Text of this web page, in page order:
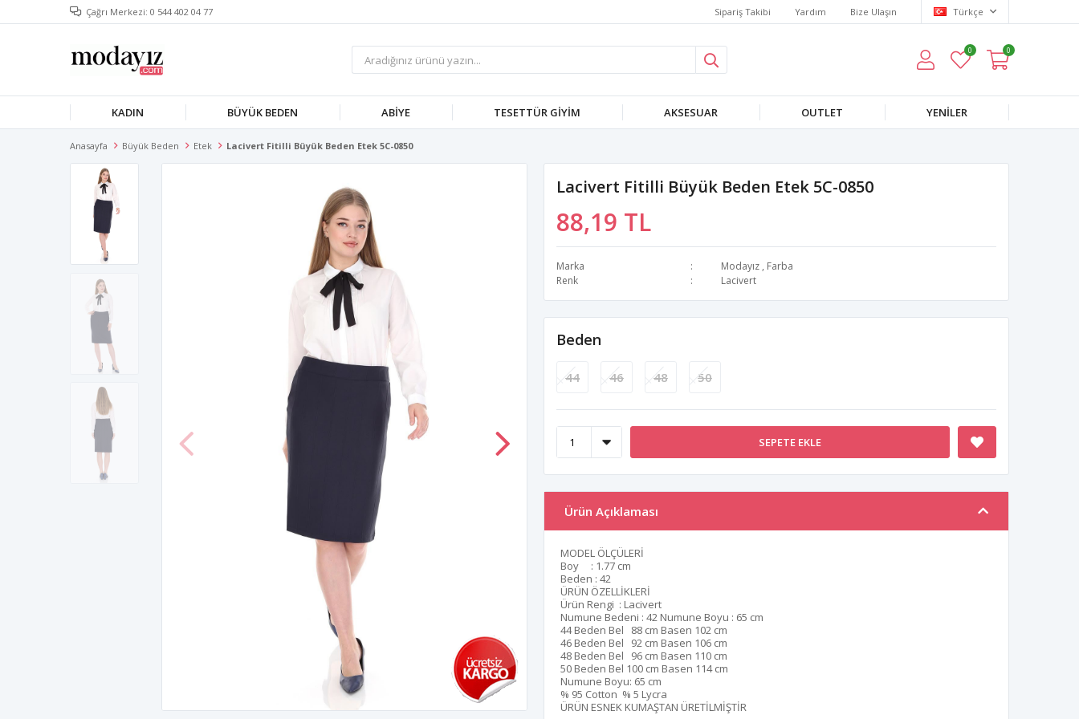
Çağrı Merkezi: 0 544 402 04 77 Sipariş Takibi Yardım Bize Ulaşın Türkçe
0 0
KADIN BÜYÜK BEDEN ABIYE TESETTÜR GIYIM AKSESUAR OUTLET YENILER
Anasayfa Büyük Beden Etek Lacivert Fitilli Büyük Beden Etek 5C-0850
Lacivert Fitilli Büyük Beden Etek 5C-0850
88,19 TL
Marka Modayız , Farba
Renk
Lacivert
Beden
44 46 48 50
SEPETE EKLE
Ürün Açıklaması
MODEL ÖLÇÜLERİ
Boy : 1.77 cm
Beden : 42
ÜRÜN ÖZELLİKLERİ
Ürün Rengi : Lacivert
Numune Bedeni : 42 Numune Boyu : 65 cm
44 Beden Bel 88 cm Basen 102 cm
46 Beden Bel 92 cm Basen 106 cm
48 Beden Bel 96 cm Basen 110 cm
50 Beden Bel 100 cm Basen 114 cm
Numune Boyu: 65 cm
% 95 Cotton % 5 Lycra
ÜRÜN ESNEK KUMAŞTAN ÜRETİLMİŞTİR